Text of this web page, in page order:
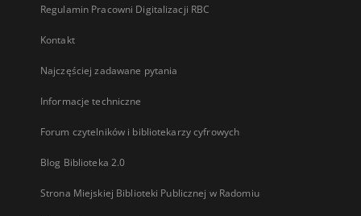
Regulamin Pracowni Digitalizacji RBC
Kontakt
Najczęściej zadawane pytania
Informacje techniczne
Forum czytelników i bibliotekarzy cyfrowych
Blog Biblioteka 2.0
Strona Miejskiej Biblioteki Publicznej w Radomiu